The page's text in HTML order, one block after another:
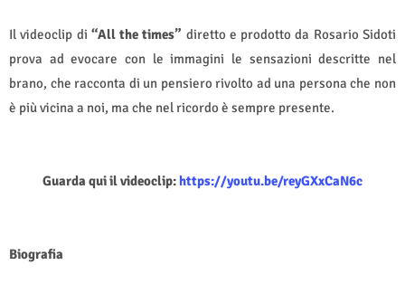
Il videoclip di “All the times” diretto e prodotto da Rosario Sidoti
prova ad evocare con le immagini le sensazioni descritte nel
brano, che racconta di un pensiero rivolto ad una persona che non
è più vicina a noi, ma che nel ricordo è sempre presente.
Guarda qui il videoclip: https://youtu.be/reyGXxCaN6c
Biografia